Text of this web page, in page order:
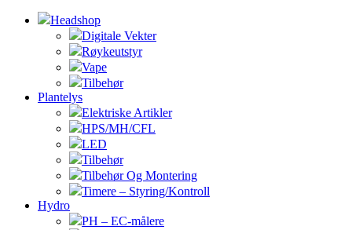
Headshop
Digitale Vekter
Røykeutstyr
Vape
Tilbehør
Plantelys
Elektriske Artikler
HPS/MH/CFL
LED
Tilbehør
Tilbehør Og Montering
Timere – Styring/Kontroll
Hydro
PH – EC-målere